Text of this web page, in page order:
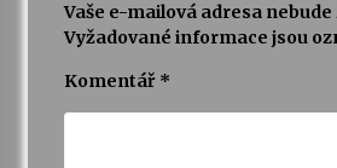
Vaše e-mailová adresa
Vyžadované informace jsou
Komentář *